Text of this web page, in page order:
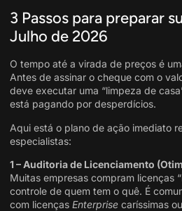
3 Passos para preparar
Julho de 2026
O tempo até a virada de preços é
Antes de assinar o cheque com o
deve executar uma “limpeza de
está pagando por desperdícios.
Aqui está o plano de ação imediato
especialistas:
1 – Auditoria de Licenciamento
Muitas empresas compram licenças
controle de quem tem o quê. É
com licenças Enterprise caríssimas